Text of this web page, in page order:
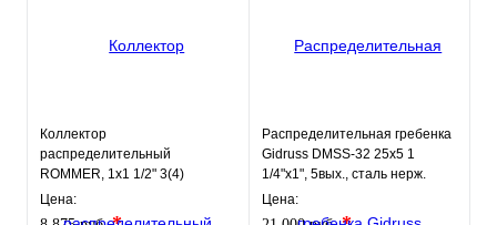
Коллектор
распределительный
ROMMER, 1х1 1/2" 3(4)
отопительных контура
Цена:
Распределительная гребенка
Gidruss DMSS-32 25x5 1
1/4"х1", 5вых., сталь нерж.
Цена: